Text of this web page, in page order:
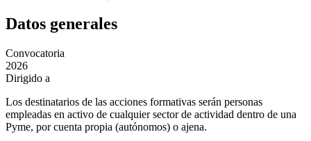
Datos generales
Convocatoria
2026
Dirigido a
Los destinatarios de las acciones formativas serán personas
empleadas en activo de cualquier sector de actividad dentro de una
Pyme, por cuenta propia (autónomos) o ajena.